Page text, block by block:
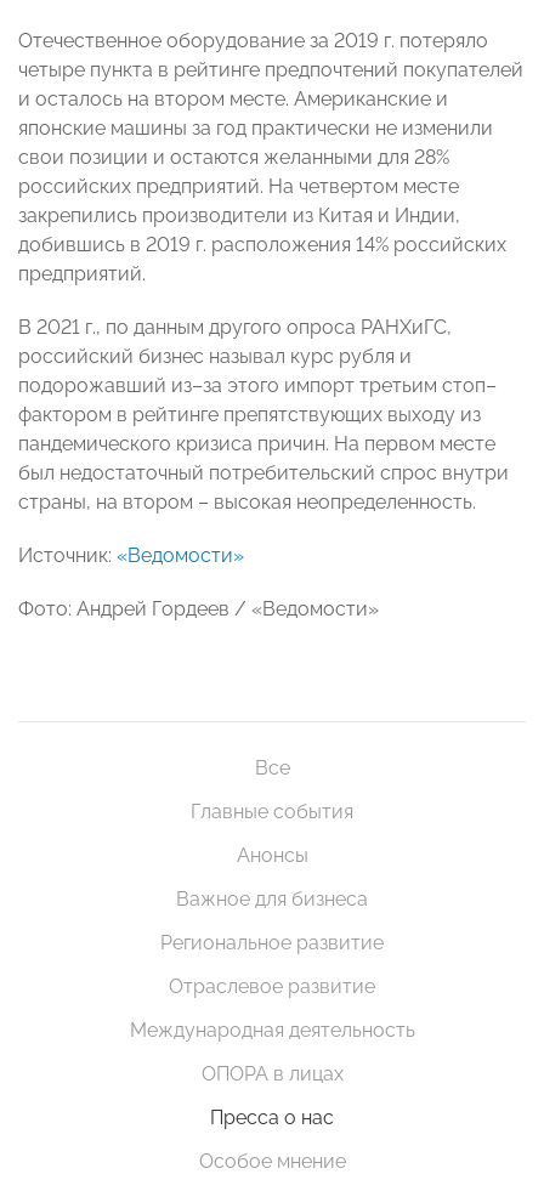
Отечественное оборудование за 2019 г. потеряло
четыре пункта в рейтинге предпочтений покупателей
и осталось на втором месте. Американские и
японские машины за год практически не изменили
свои позиции и остаются желанными для 28%
российских предприятий. На четвертом месте
закрепились производители из Китая и Индии,
добившись в 2019 г. расположения 14% российских
предприятий.
В 2021 г., по данным другого опроса РАНХиГС,
российский бизнес называл курс рубля и
подорожавший из–за этого импорт третьим стоп–
фактором в рейтинге препятствующих выходу из
пандемического кризиса причин. На первом месте
был недостаточный потребительский спрос внутри
страны, на втором – высокая неопределенность.
Источник: «Ведомости»
Фото: Андрей Гордеев / «Ведомости»
Все
Главные события
Анонсы
Важное для бизнеса
Региональное развитие
Отраслевое развитие
Международная деятельность
ОПОРА в лицах
Пресса о нас
Особое мнение